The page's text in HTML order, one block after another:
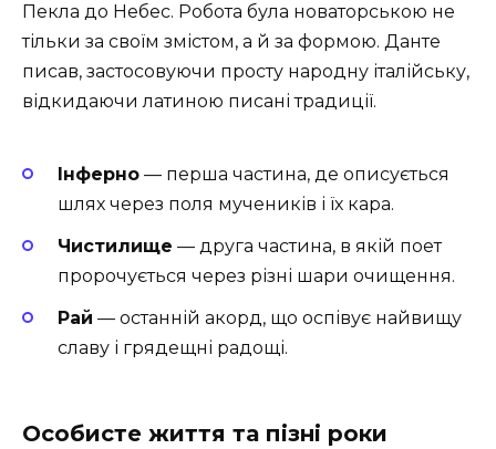
Пекла до Небес. Робота була новаторською не
тільки за своїм змістом, а й за формою. Данте
писав, застосовуючи просту народну італійську,
відкидаючи латиною писані традиції.
Інферно — перша частина, де описується
шлях через поля мучеників і їх кара.
Чистилище — друга частина, в якій поет
пророчується через різні шари очищення.
Рай — останній акорд, що оспівує найвищу
славу і грядещні радощі.
Особисте життя та пізні роки